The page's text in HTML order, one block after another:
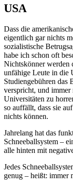
USA
Dass die
eigentlich gar nichts
sozialistische
habe ich schon oft
Nichtskönner werden
unfähige Leute in die
Studiengebühren das
verspricht, und immer
Universitäten zu
so auffällt, dass sie
nichts können.
Jahrelang hat das
Schneeballsystem –
alle hinten mit
Jedes
genug – heißt: immer